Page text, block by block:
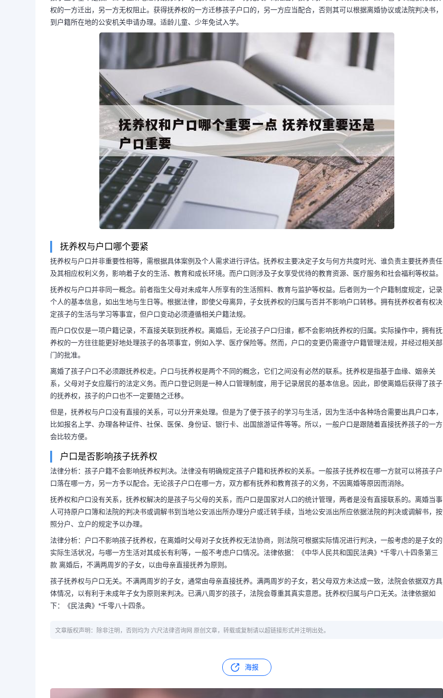
权的一方迁出，另一方无权阻止。获得抚养权的一方迁移孩子户口的，另一方应当配合，否则其可以根据离婚协议或法院判决书，
到户籍所在地的公安机关申请办理。适龄儿童、少年免试入学。
抚养权与户口哪个要紧
抚养权与户口并非重要性相等，需根据具体案例及个人需求进行评估。抚养权主要决定子女与何方共度时光、谁负责主要抚养责任
及其相应权利义务，影响着子女的生活、教育和成长环境。而户口则涉及子女享受优待的教育资源、医疗服务和社会福利等权益。
抚养权与户口并非同一概念。前者指生父母对未成年人所享有的生活照料、教育与监护等权益。后者则为一个户籍制度规定，记录
个人的基本信息，如出生地与生日等。根据法律，即使父母离异，子女抚养权的归属与否并不影响户口转移。拥有抚养权者有权决
定孩子的生活与学习等事宜，但户口变动必须遵循相关户籍法规。
而户口仅仅是一项户籍记录，不直接关联到抚养权。离婚后，无论孩子户口归谁，都不会影响抚养权的归属。实际操作中，拥有抚
养权的一方往往能更好地处理孩子的各项事宜，例如入学、医疗保险等。然而，户口的变更仍需遵守户籍管理法规，并经过相关部
门的批准。
离婚了孩子户口不必须跟抚养权走。户口与抚养权是两个不同的概念，它们之间没有必然的联系。抚养权是指基于血缘、姻亲关
系，父母对子女应履行的法定义务。而户口登记则是一种人口管理制度，用于记录居民的基本信息。因此，即使离婚后获得了孩子
的抚养权，孩子的户口也不一定要随之迁移。
但是，抚养权与户口没有直接的关系，可以分开来处理。但是为了便于孩子的学习与生活，因为生活中各种场合需要出具户口本，
比如报名上学、办理各种证件、社保、医保、身份证、银行卡、出国旅游证件等等。所以，一般户口是跟随着直接抚养孩子的一方
会比较方便。
户口是否影响孩子抚养权
法律分析：孩子户籍不会影响抚养权判决。法律没有明确规定孩子户籍和抚养权的关系。一般孩子抚养权在哪一方就可以将孩子户
口落在哪一方，另一方予以配合。无论孩子户口在哪一方，双方都有抚养和教育孩子的义务，不因离婚等原因而消除。
抚养权和户口没有关系，抚养权解决的是孩子与父母的关系，而户口是国家对人口的统计管理，两者是没有直接联系的。离婚当事
人可持原户口簿和法院的判决书或调解书到当地公安派出所办理分户或迁转手续，当地公安派出所应依据法院的判决或调解书，按
照分户、立户的规定予以办理。
法律分析：户口不影响孩子抚养权，在离婚时父母对子女抚养权无法协商，则法院可根据实际情况进行判决，一般考虑的是子女的
实际生活状况，与哪一方生活对其成长有利等，一般不考虑户口情况。法律依据：《中华人民共和国民法典》*千零八十四条第三
款 离婚后，不满两周岁的子女，以由母亲直接抚养为原则。
孩子抚养权与户口无关。不满两周岁的子女，通常由母亲直接抚养。满两周岁的子女，若父母双方未达成一致，法院会依据双方具
体情况，以有利于未成年子女为原则来判决。已满八周岁的孩子，法院会尊重其真实意愿。抚养权归属与户口无关。法律依据如
下：《民法典》*千零八十四条。
文章版权声明：除非注明，否则均为 六尺法律咨询网 原创文章，转载或复制请以超链接形式并注明出处。
海报